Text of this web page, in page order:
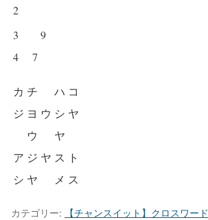
2
3
9
4
7
カ チ ハ コ
ジ ヨ ウ シ ヤ
ウ
ヤ
ア ジ ヤ ス ト
シ ヤ メ ス
カテゴリー: 【チャンスイット】クロスワード